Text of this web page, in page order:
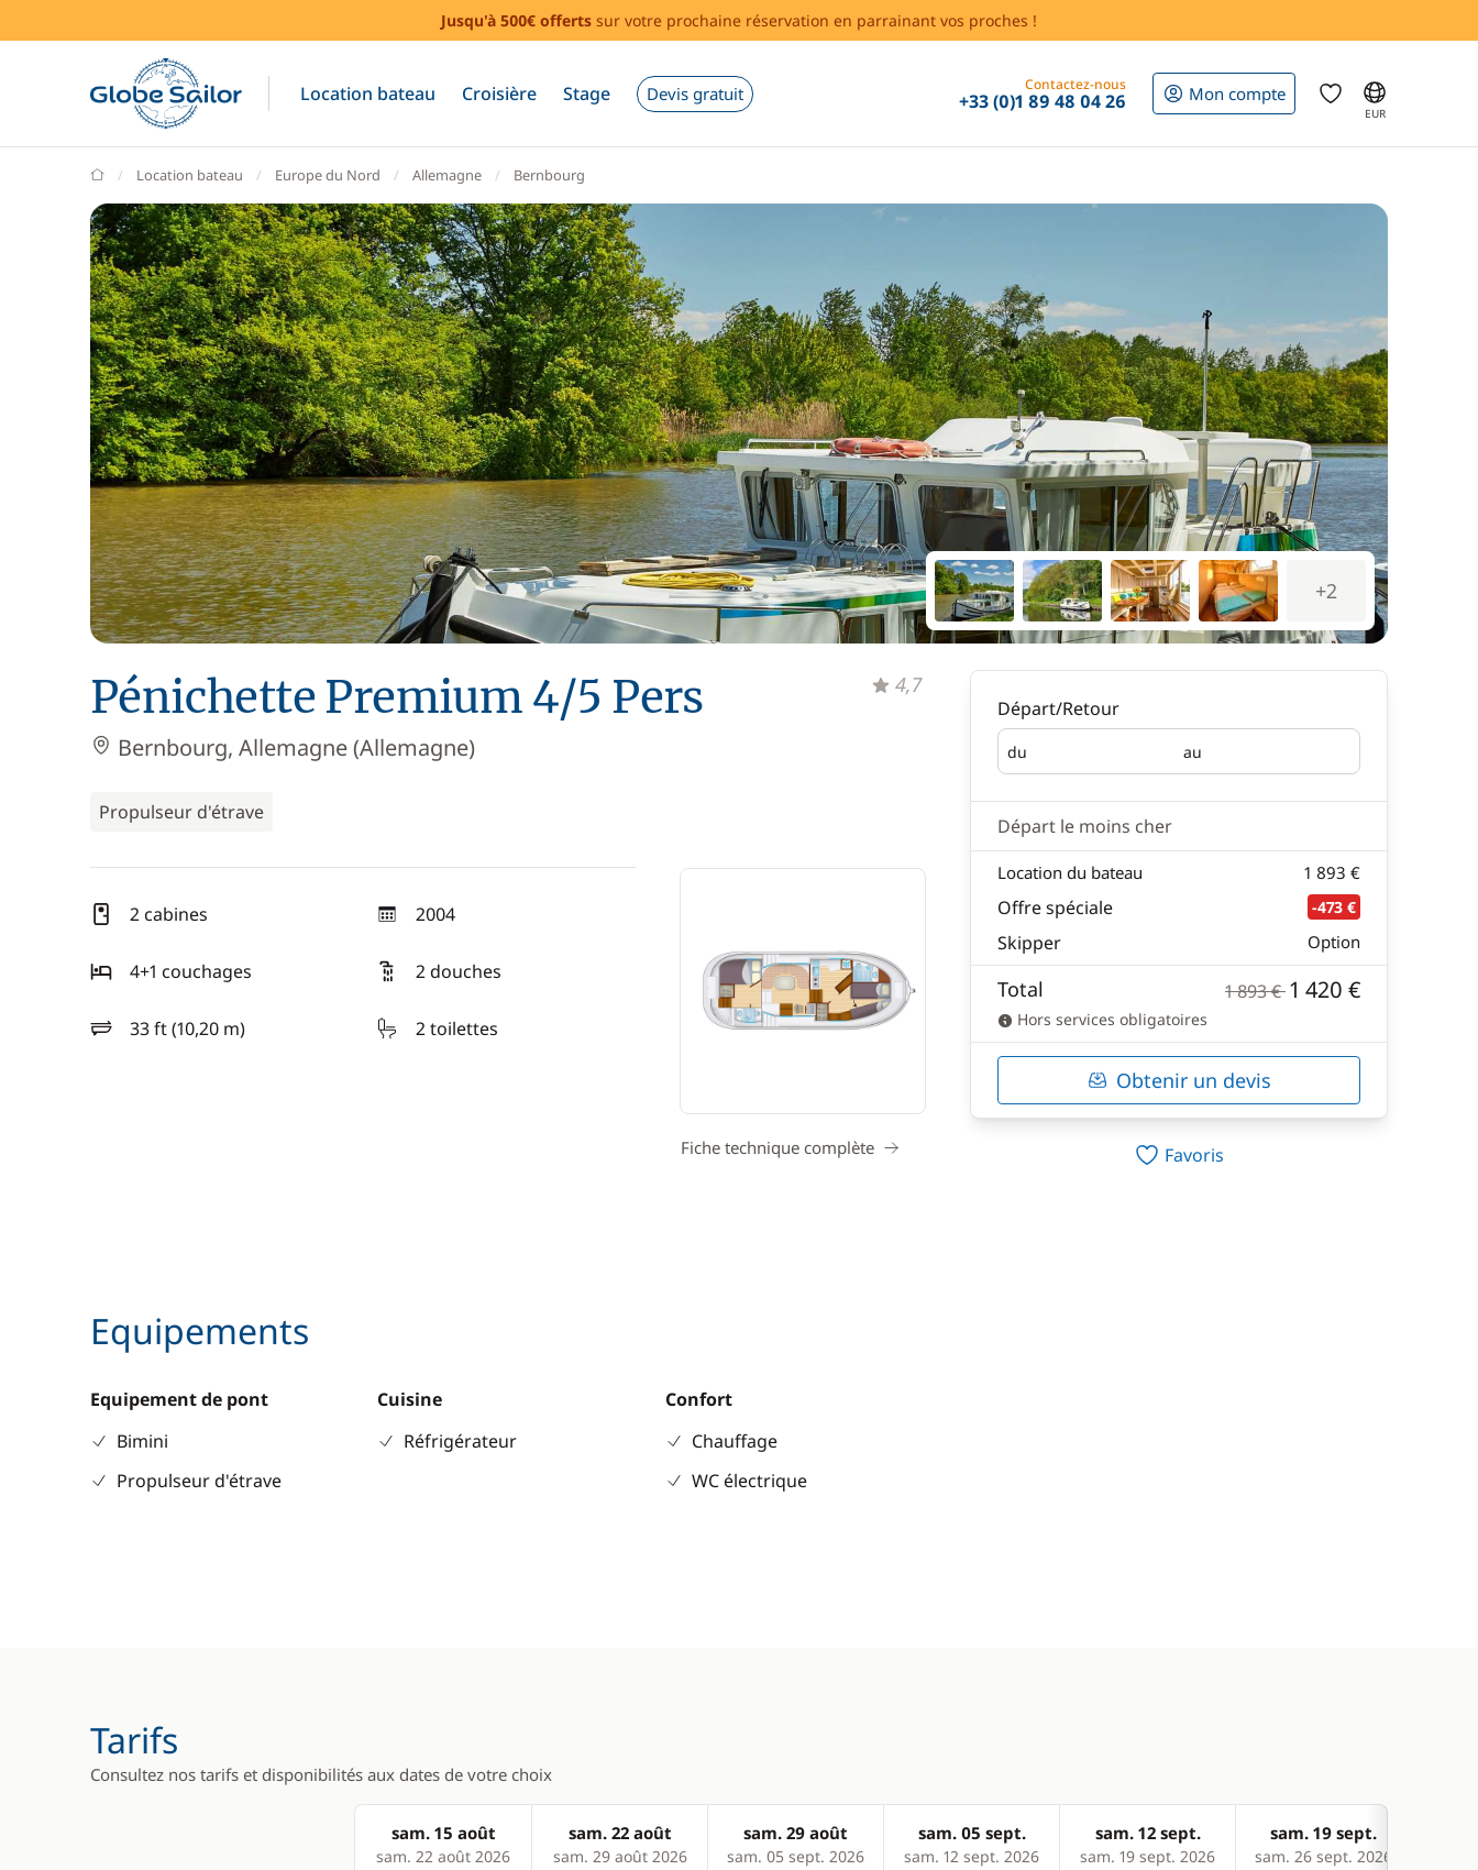
Jusqu'à 500€ offerts sur votre prochaine réservation en parrainant vos proches !
Location bateau Croisière Stage Devis gratuit Contactez-nous
+33 (0)1 89 48 04 26 Mon compte
EUR
GlobeSailor
Location bateau Europe du Nord Allemagne Bernbourg
+2
Pénichette Premium 4/5 Pers
Bernbourg, Allemagne (Allemagne)
Propulseur d'étrave
4,7
2 cabines 2004
année
4+1 couchages
2 douches
33 ft (10,20 m)
longueur 2 toilettes
Fiche technique complète
Equipements
Equipement de pont
Bimini
Propulseur d'étrave
Cuisine
Réfrigérateur
Confort
Chauffage
WC électrique
Départ/Retour
du
Départ au
Retour
Départ le moins cher
Location du bateau 1 893 €
Offre spéciale -473 €
Skipper Option
Total 1 893 €1 420 €
Hors services obligatoires
Obtenir un devis
Favoris
Tarifs
Consultez nos tarifs et disponibilités aux dates de votre choix
Products
sam. 15 août
sam. 22 août 2026
sam. 22 août
sam. 29 août 2026
sam. 29 août
sam. 05 sept. 2026
sam. 05 sept.
sam. 12 sept. 2026
sam. 12 sept.
sam. 19 sept. 2026
sam. 19 sept.
sam. 26 sept. 2026